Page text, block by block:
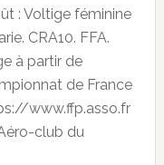
: Voltige féminine
CRA10. FFA.
à partir de
de France
www.ffp.asso.fr
club du